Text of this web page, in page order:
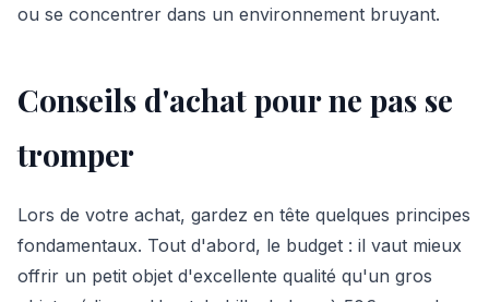
ou se concentrer dans un environnement bruyant.
Conseils d'achat pour ne pas se
tromper
Lors de votre achat, gardez en tête quelques principes
fondamentaux. Tout d'abord, le budget : il vaut mieux
offrir un petit objet d'excellente qualité qu'un gros